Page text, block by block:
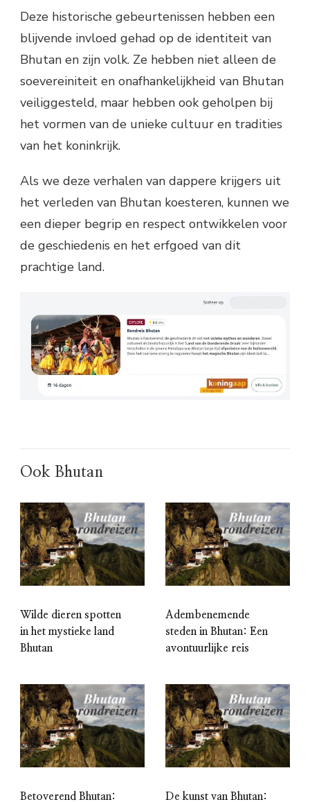
Deze historische gebeurtenissen hebben een
blijvende invloed gehad op de identiteit van
Bhutan en zijn volk. Ze hebben niet alleen de
soevereiniteit en onafhankelijkheid van Bhutan
veiliggesteld, maar hebben ook geholpen bij
het vormen van de unieke cultuur en tradities
van het koninkrijk.
Als we deze verhalen van dappere krijgers uit
het verleden van Bhutan koesteren, kunnen we
een dieper begrip en respect ontwikkelen voor
de geschiedenis en het erfgoed van dit
prachtige land.
Ook Bhutan
Wilde dieren spotten
in het mystieke land
Bhutan
Adembenemende
steden in Bhutan: Een
avontuurlijke reis
Betoverend Bhutan: De kunst van Bhutan: